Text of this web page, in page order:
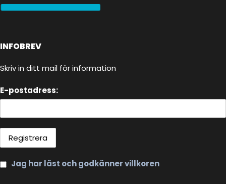
INFOBREV
Skriv in ditt mail för information
E-postadress:
Jag har läst och godkänner villkoren